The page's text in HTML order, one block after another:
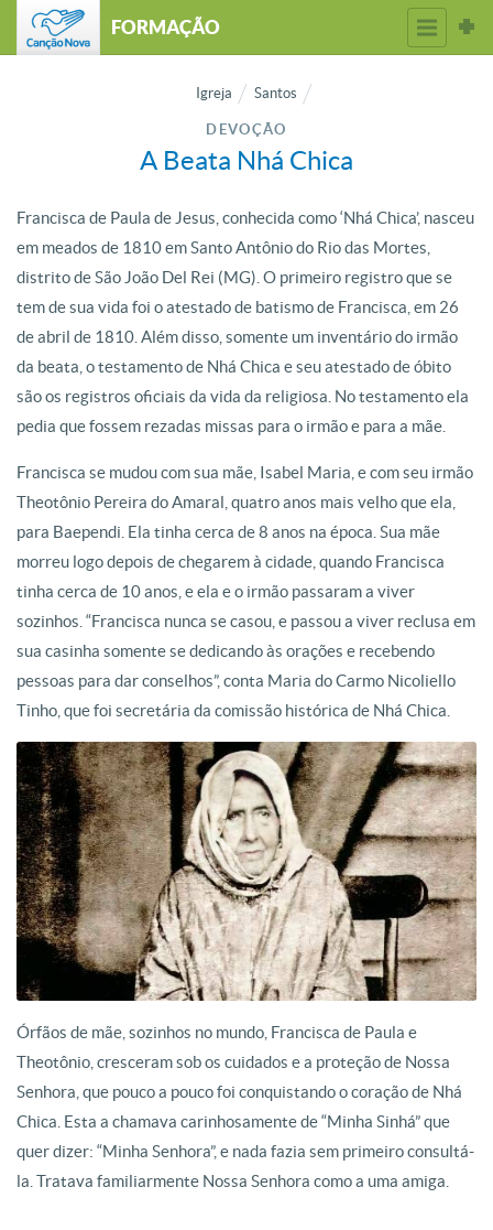
FORMAÇÃO
Igreja Santos
DEVOÇÃO
A Beata Nhá Chica
Francisca de Paula de Jesus, conhecida como ‘Nhá Chica’, nasceu
em meados de 1810 em Santo Antônio do Rio das Mortes,
distrito de São João Del Rei (MG). O primeiro registro que se
tem de sua vida foi o atestado de batismo de Francisca, em 26
de abril de 1810. Além disso, somente um inventário do irmão
da beata, o testamento de Nhá Chica e seu atestado de óbito
são os registros oficiais da vida da religiosa. No testamento ela
pedia que fossem rezadas missas para o irmão e para a mãe.
Francisca se mudou com sua mãe, Isabel Maria, e com seu irmão
Theotônio Pereira do Amaral, quatro anos mais velho que ela,
para Baependi. Ela tinha cerca de 8 anos na época. Sua mãe
morreu logo depois de chegarem à cidade, quando Francisca
tinha cerca de 10 anos, e ela e o irmão passaram a viver
sozinhos. “Francisca nunca se casou, e passou a viver reclusa em
sua casinha somente se dedicando às orações e recebendo
pessoas para dar conselhos”, conta Maria do Carmo Nicoliello
Tinho, que foi secretária da comissão histórica de Nhá Chica.
Órfãos de mãe, sozinhos no mundo, Francisca de Paula e
Theotônio, cresceram sob os cuidados e a proteção de Nossa
Senhora, que pouco a pouco foi conquistando o coração de Nhá
Chica. Esta a chamava carinhosamente de “Minha Sinhá” que
quer dizer: “Minha Senhora”, e nada fazia sem primeiro consultá-
la. Tratava familiarmente Nossa Senhora como a uma amiga.